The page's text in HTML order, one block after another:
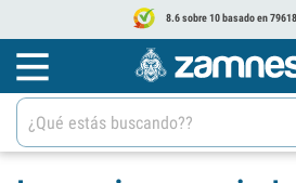
8.6 sobre 10 basado en